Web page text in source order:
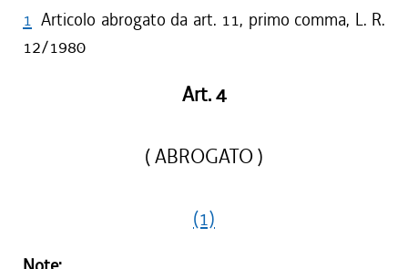
1 Articolo abrogato da art. 11, primo comma, L. R.
12/1980
Art. 4
( ABROGATO )
(1)